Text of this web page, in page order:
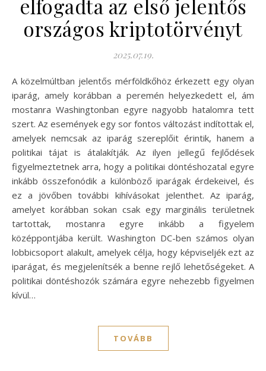
elfogadta az első jelentős
országos kriptotörvényt
2025.07.19.
A közelmúltban jelentős mérföldkőhöz érkezett egy olyan
iparág, amely korábban a peremén helyezkedett el, ám
mostanra Washingtonban egyre nagyobb hatalomra tett
szert. Az események egy sor fontos változást indítottak el,
amelyek nemcsak az iparág szereplőit érintik, hanem a
politikai tájat is átalakítják. Az ilyen jellegű fejlődések
figyelmeztetnek arra, hogy a politikai döntéshozatal egyre
inkább összefonódik a különböző iparágak érdekeivel, és
ez a jövőben további kihívásokat jelenthet. Az iparág,
amelyet korábban sokan csak egy marginális területnek
tartottak, mostanra egyre inkább a figyelem
középpontjába került. Washington DC-ben számos olyan
lobbicsoport alakult, amelyek célja, hogy képviseljék ezt az
iparágat, és megjelenítsék a benne rejlő lehetőségeket. A
politikai döntéshozók számára egyre nehezebb figyelmen
kívül…
TOVÁBB